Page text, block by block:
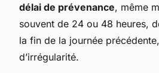
délai de prévenance, même
souvent de 24 ou 48 heures,
la fin de la journée
d’irrégularité.